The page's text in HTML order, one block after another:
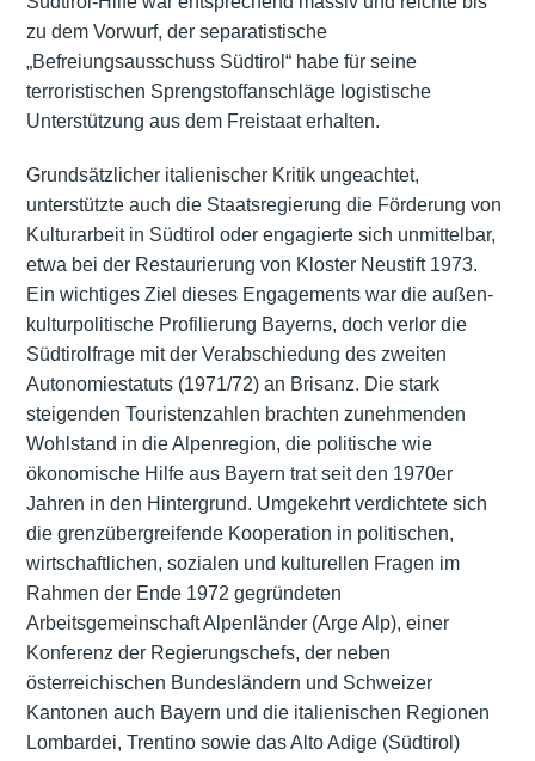
zu dem Vorwurf, der separatistische
„Befreiungsausschuss Südtirol“ habe für seine
terroristischen Sprengstoffanschläge logistische
Unterstützung aus dem Freistaat erhalten.
Grundsätzlicher italienischer Kritik ungeachtet,
unterstützte auch die Staatsregierung die Förderung von
Kulturarbeit in Südtirol oder engagierte sich unmittelbar,
etwa bei der Restaurierung von Kloster Neustift 1973.
Ein wichtiges Ziel dieses Engagements war die außen-
kulturpolitische Profilierung Bayerns, doch verlor die
Südtirolfrage mit der Verabschiedung des zweiten
Autonomiestatuts (1971/72) an Brisanz. Die stark
steigenden Touristenzahlen brachten zunehmenden
Wohlstand in die Alpenregion, die politische wie
ökonomische Hilfe aus Bayern trat seit den 1970er
Jahren in den Hintergrund. Umgekehrt verdichtete sich
die grenzübergreifende Kooperation in politischen,
wirtschaftlichen, sozialen und kulturellen Fragen im
Rahmen der Ende 1972 gegründeten
Arbeitsgemeinschaft Alpenländer (Arge Alp), einer
Konferenz der Regierungschefs, der neben
österreichischen Bundesländern und Schweizer
Kantonen auch Bayern und die italienischen Regionen
Lombardei, Trentino sowie das Alto Adige (Südtirol)